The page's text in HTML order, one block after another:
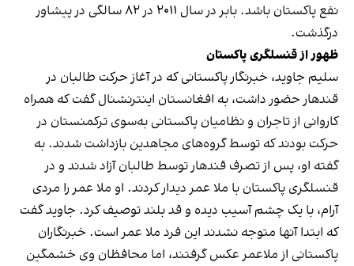
نفع پاکستان باشد. بابر در سال ۲۰۱۱ در ۸۲ سالگی در پیشاور
درگذشت.
ظهور از قنسلگری پاکستان
سلیم جاوید، خبرنگار پاکستانی که در آغاز حرکت طالبان در
قندهار حضور داشت، به افغانستان اینترنشنال گفت که همراه
کاروانی از تاجران و نظامیان پاکستانی به‌سوی ترکمنستان در
حرکت بودند که توسط گروه‌های مجاهدین بازداشت شدند. به
گفته او، پس از تصرف قندهار توسط طالبان آزاد شدند و در
قنسلگری پاکستان با ملا عمر دیدار کردند. او ملا عمر را مردی
آرام، با یک چشم آسیب دیده و قد بلند توصیف کرد. جاوید گفت
که ابتدا آنها‌ متوجه نشدند این فرد ملا عمر است. خبرنگاران
پاکستانی از ملاعمر عکس گرفتند، اما محافظان وی خشمگین